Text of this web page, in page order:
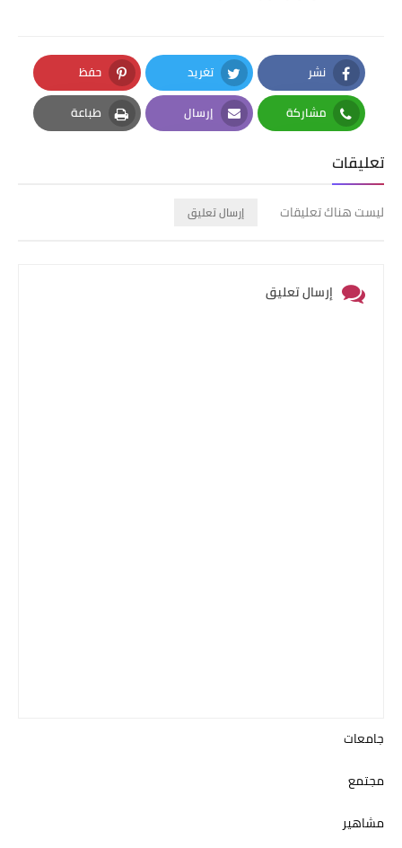
نشر
Facebook
تغريد
Twitter
حفظ
Pinterest
مشاركة
Whatsapp
إرسال
Email
طباعة
Print
تعليقات
ليست هناك تعليقات إرسال تعليق
إرسال تعليق
جامعات
مجتمع
مشاهير